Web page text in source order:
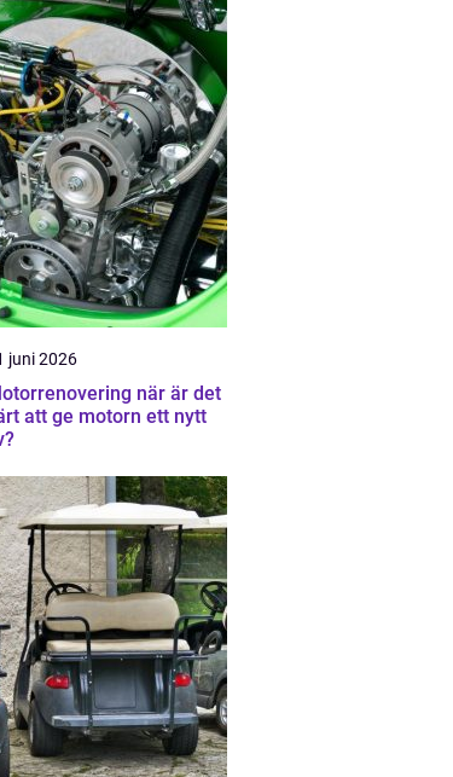
juni 2026
när är det
att ge motorn ett nytt